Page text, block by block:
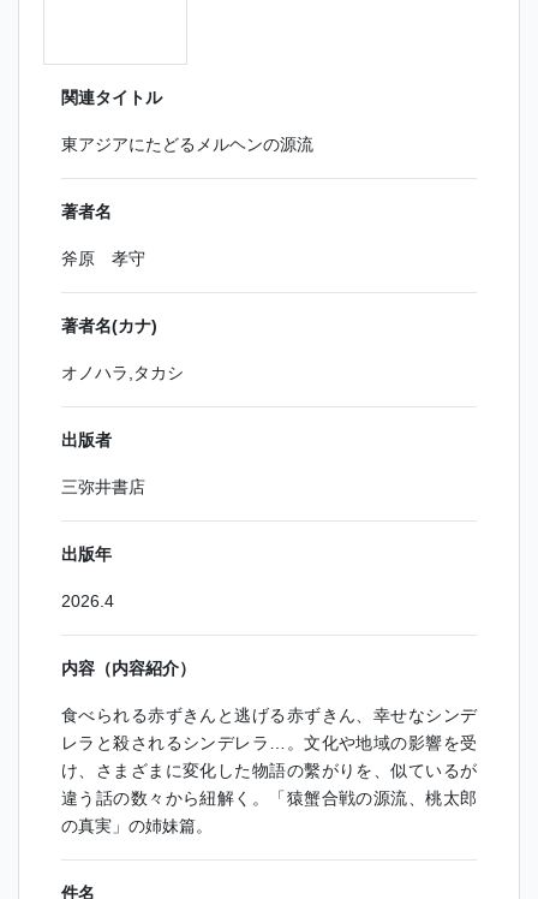
関連タイトル
東アジアにたどるメルヘンの源流
著者名
斧原 孝守
著者名(カナ)
オノハラ,タカシ
出版者
三弥井書店
出版年
2026.4
内容（内容紹介）
食べられる赤ずきんと逃げる赤ずきん、幸せなシンデ
レラと殺されるシンデレラ…。文化や地域の影響を受
け、さまざまに変化した物語の繫がりを、似ているが
違う話の数々から紐解く。「猿蟹合戦の源流、桃太郎
の真実」の姉妹篇。
件名